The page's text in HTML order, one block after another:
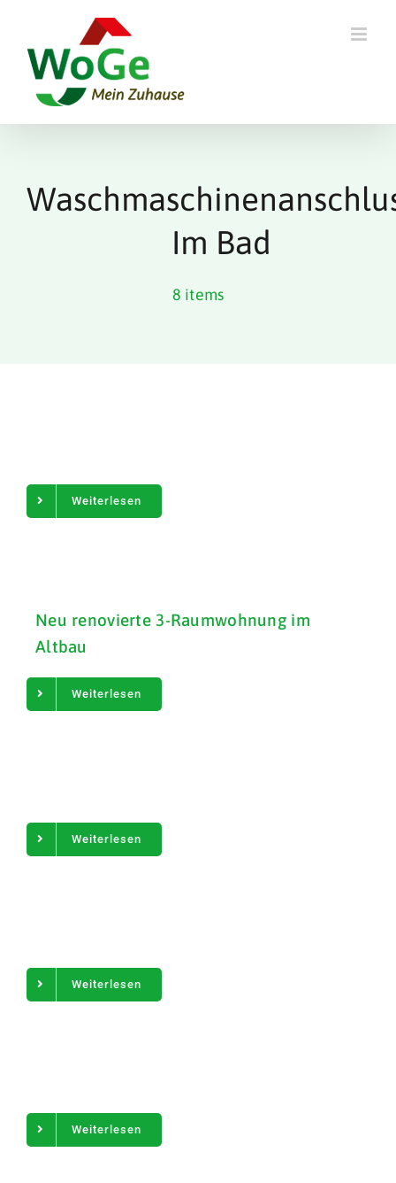
content
Im Bad
8 items
Weiterlesen
Neu renovierte 3-Raumwohnung im
Altbau
Weiterlesen
Weiterlesen
Weiterlesen
Weiterlesen